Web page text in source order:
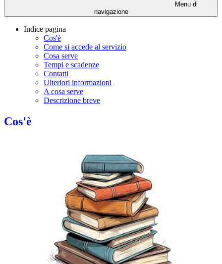
Menu di
navigazione
Indice pagina
Cos'è
Come si accede al servizio
Cosa serve
Tempi e scadenze
Contatti
Ulteriori informazioni
A cosa serve
Descrizione breve
Cos'è